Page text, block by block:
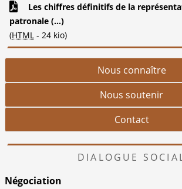
Les chiffres définitifs de la
patronale (...)
(HTML - 24 kio)
Nous connaître
Nous soutenir
Contact
DIALOGUE
Négociation